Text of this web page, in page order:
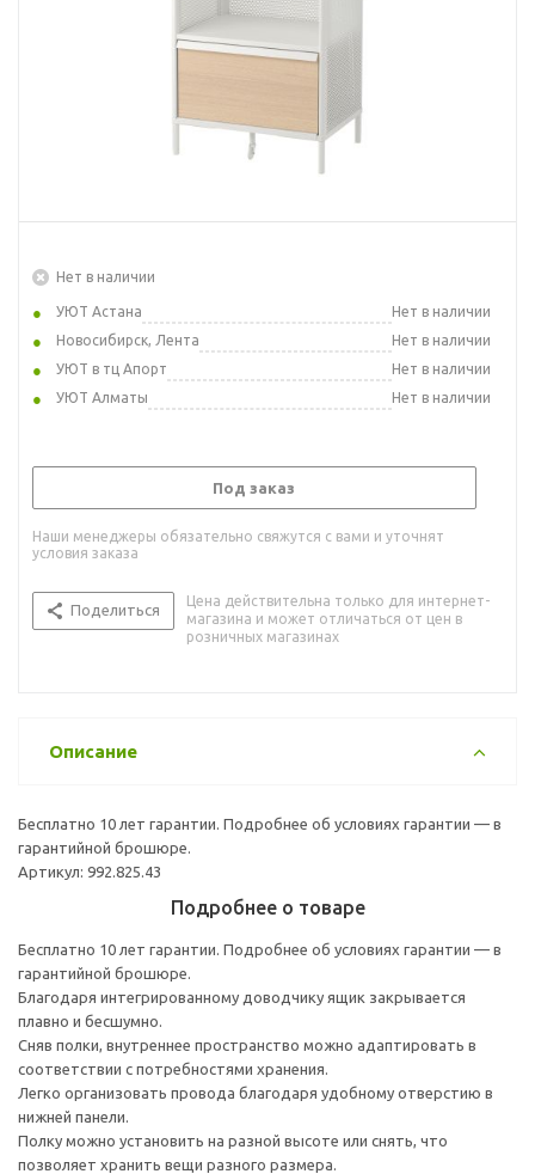
Нет в наличии
УЮТ Астана
Нет в наличии
Новосибирск, Лента
Нет в наличии
УЮТ в тц Апорт
Нет в наличии
УЮТ Алматы
Нет в наличии
Под заказ
Наши менеджеры обязательно свяжутся с вами и уточнят
условия заказа
Поделиться
Цена действительна только для интернет-
магазина и может отличаться от цен в
розничных магазинах
Описание
Бесплатно 10 лет гарантии. Подробнее об условиях гарантии — в
гарантийной брошюре.
Артикул: 992.825.43
Подробнее о товаре
Бесплатно 10 лет гарантии. Подробнее об условиях гарантии — в
гарантийной брошюре.
Благодаря интегрированному доводчику ящик закрывается
плавно и бесшумно.
Сняв полки, внутреннее пространство можно адаптировать в
соответствии с потребностями хранения.
Легко организовать провода благодаря удобному отверстию в
нижней панели.
Полку можно установить на разной высоте или снять, что
позволяет хранить вещи разного размера.